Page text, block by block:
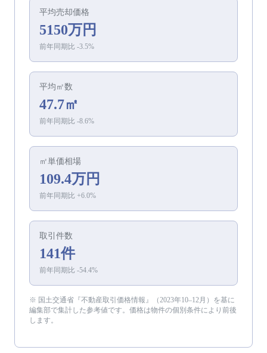
平均売却価格
5150万円
前年同期比 -3.5%
平均㎡数
47.7㎡
前年同期比 -8.6%
㎡単価相場
109.4万円
前年同期比 +6.0%
取引件数
141件
前年同期比 -54.4%
※ 国土交通省『不動産取引価格情報』（2023年10–12月 ）を基に
編集部で集計した参考値です。価格は物件の個別条件により前後
します。